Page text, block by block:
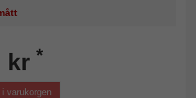
kr *
i varukorgen